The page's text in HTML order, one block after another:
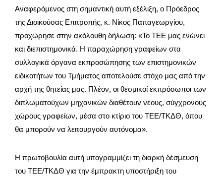
Αναφερόμενος στη σημαντική αυτή εξέλιξη, ο Πρόεδρος
της Διοικούσας Επιτροπής, κ. Νίκος Παπαγεωργίου,
προχώρησε στην ακόλουθη δήλωση: «Το ΤΕΕ μας ενώνει
και διεπιστημονικά. Η παραχώρηση γραφείων στα
συλλογικά όργανα εκπροσώπησης των επιστημονικών
ειδικοτήτων του Τμήματος αποτελούσε στόχο μας από την
αρχή της θητείας μας. Πλέον, οι θεσμικοί εκπρόσωποι των
διπλωματούχων μηχανικών διαθέτουν νέους, σύγχρονους
χώρους γραφείων, μέσα στο κτίριο του ΤΕΕ/ΤΚΔΘ, όπου
θα μπορούν να λειτουργούν αυτόνομα».
Η πρωτοβουλία αυτή υπογραμμίζει τη διαρκή δέσμευση
του ΤΕΕ/ΤΚΔΘ για την έμπρακτη υποστήριξη του